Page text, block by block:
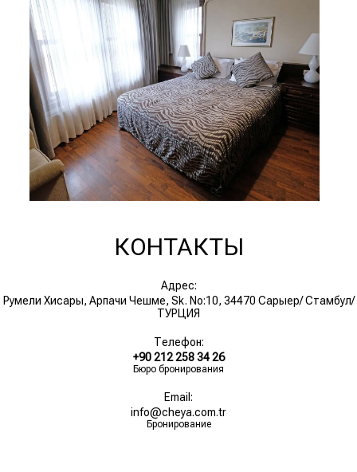
КОНТАКТЫ
Адрес:
Румели Хисары, Арпачи Чешме, Sk. No:10, 34470 Сарыер/ Стамбул/
ТУРЦИЯ
Телефон:
+90 212 258 34 26
Бюро бронирования
Email:
info@cheya.com.tr
Бронирование